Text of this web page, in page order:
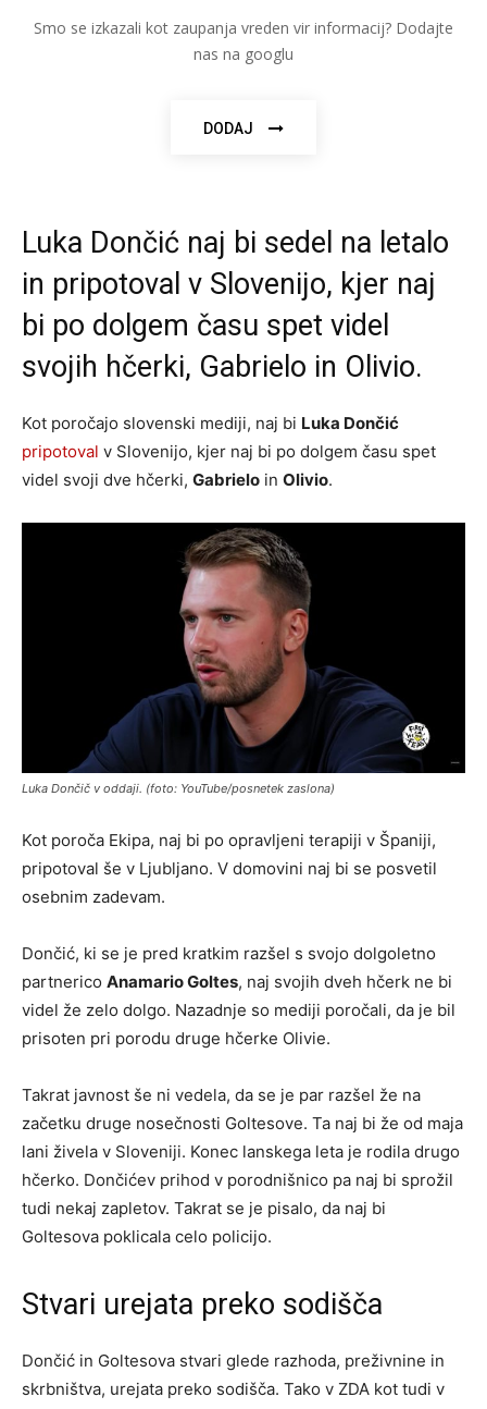
Smo se izkazali kot zaupanja vreden vir informacij? Dodajte
nas na googlu
DODAJ
Luka Dončić naj bi sedel na letalo
in pripotoval v Slovenijo, kjer naj
bi po dolgem času spet videl
svojih hčerki, Gabrielo in Olivio.
Kot poročajo slovenski mediji, naj bi Luka Dončić
pripotoval v Slovenijo, kjer naj bi po dolgem času spet
videl svoji dve hčerki, Gabrielo in Olivio.
Luka Dončič v oddaji. (foto: YouTube/posnetek zaslona)
Kot poroča Ekipa, naj bi po opravljeni terapiji v Španiji,
pripotoval še v Ljubljano. V domovini naj bi se posvetil
osebnim zadevam.
Dončić, ki se je pred kratkim razšel s svojo dolgoletno
partnerico Anamario Goltes, naj svojih dveh hčerk ne bi
videl že zelo dolgo. Nazadnje so mediji poročali, da je bil
prisoten pri porodu druge hčerke Olivie.
Takrat javnost še ni vedela, da se je par razšel že na
začetku druge nosečnosti Goltesove. Ta naj bi že od maja
lani živela v Sloveniji. Konec lanskega leta je rodila drugo
hčerko. Dončićev prihod v porodnišnico pa naj bi sprožil
tudi nekaj zapletov. Takrat se je pisalo, da naj bi
Goltesova poklicala celo policijo.
Stvari urejata preko sodišča
Dončić in Goltesova stvari glede razhoda, preživnine in
skrbništva, urejata preko sodišča. Tako v ZDA kot tudi v